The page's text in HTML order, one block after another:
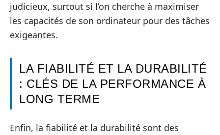
judicieux, surtout si l’on cherche à maximiser
les capacités de son ordinateur pour des tâches
exigeantes.
LA FIABILITÉ ET LA DURABILITÉ
: CLÉS DE LA PERFORMANCE À
LONG TERME
Enfin, la fiabilité et la durabilité sont des